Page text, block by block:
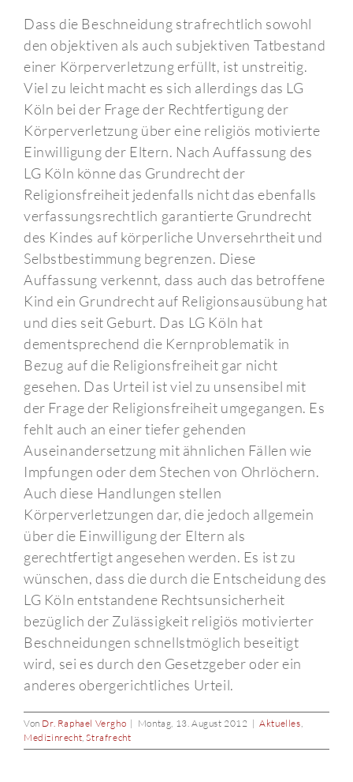
Dass die Beschneidung strafrechtlich sowohl
den objektiven als auch subjektiven Tatbestand
einer Körperverletzung erfüllt, ist unstreitig.
Viel zu leicht macht es sich allerdings das LG
Köln bei der Frage der Rechtfertigung der
Körperverletzung über eine religiös motivierte
Einwilligung der Eltern. Nach Auffassung des
LG Köln könne das Grundrecht der
Religionsfreiheit jedenfalls nicht das ebenfalls
verfassungsrechtlich garantierte Grundrecht
des Kindes auf körperliche Unversehrtheit und
Selbstbestimmung begrenzen. Diese
Auffassung verkennt, dass auch das betroffene
Kind ein Grundrecht auf Religionsausübung hat
und dies seit Geburt. Das LG Köln hat
dementsprechend die Kernproblematik in
Bezug auf die Religionsfreiheit gar nicht
gesehen. Das Urteil ist viel zu unsensibel mit
der Frage der Religionsfreiheit umgegangen. Es
fehlt auch an einer tiefer gehenden
Auseinandersetzung mit ähnlichen Fällen wie
Impfungen oder dem Stechen von Ohrlöchern.
Auch diese Handlungen stellen
Körperverletzungen dar, die jedoch allgemein
über die Einwilligung der Eltern als
gerechtfertigt angesehen werden. Es ist zu
wünschen, dass die durch die Entscheidung des
LG Köln entstandene Rechtsunsicherheit
bezüglich der Zulässigkeit religiös motivierter
Beschneidungen schnellstmöglich beseitigt
wird, sei es durch den Gesetzgeber oder ein
anderes obergerichtliches Urteil.
Von Dr. Raphael Vergho | Montag, 13. August 2012 | Aktuelles,
Medizinrecht,Strafrecht